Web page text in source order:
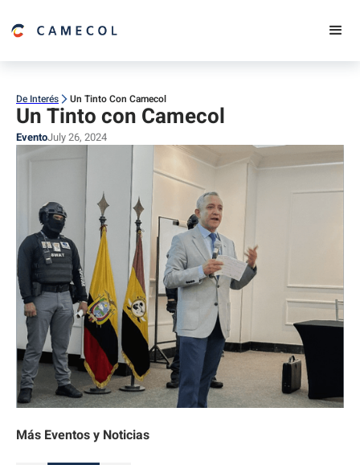
De Interés Un Tinto Con Camecol
Un Tinto con Camecol
EventoJuly 26, 2024
Más Eventos y Noticias